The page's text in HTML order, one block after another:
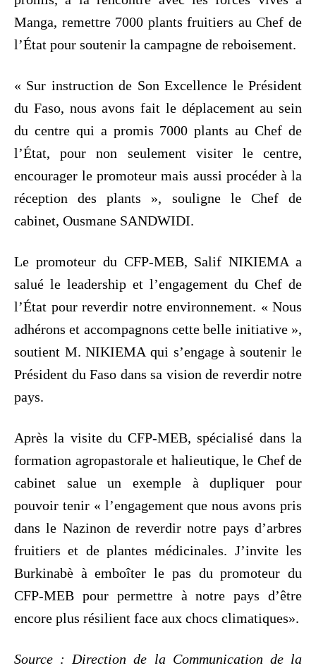
Manga, remettre 7000 plants fruitiers au Chef de
l’État pour soutenir la campagne de reboisement.
« Sur instruction de Son Excellence le Président
du Faso, nous avons fait le déplacement au sein
du centre qui a promis 7000 plants au Chef de
l’État, pour non seulement visiter le centre,
encourager le promoteur mais aussi procéder à la
réception des plants », souligne le Chef de
cabinet, Ousmane SANDWIDI.
Le promoteur du CFP-MEB, Salif NIKIEMA a
salué le leadership et l’engagement du Chef de
l’État pour reverdir notre environnement. « Nous
adhérons et accompagnons cette belle initiative »,
soutient M. NIKIEMA qui s’engage à soutenir le
Président du Faso dans sa vision de reverdir notre
pays.
Après la visite du CFP-MEB, spécialisé dans la
formation agropastorale et halieutique, le Chef de
cabinet salue un exemple à dupliquer pour
pouvoir tenir « l’engagement que nous avons pris
dans le Nazinon de reverdir notre pays d’arbres
fruitiers et de plantes médicinales. J’invite les
Burkinabè à emboîter le pas du promoteur du
CFP-MEB pour permettre à notre pays d’être
encore plus résilient face aux chocs climatiques».
Source : Direction de la Communication de la